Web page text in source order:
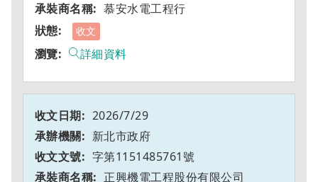
慕安水電工程行
收文
詳細資料
2026/7/29
新北市政府
字第1151485761號
正興機電工程股份有限公司